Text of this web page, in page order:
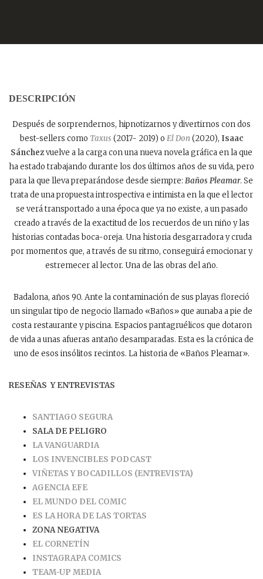
DESCRIPCIÓN
Después de sorprendernos, hipnotizarnos y divertirnos con dos
best-sellers como Taxus (2017- 2019) o El Don (2020), Isaac
Sánchezvuelve a la carga con una nueva novela gráfica en la que
ha estado trabajando durante los dos últimos años de su vida, pero
para la que lleva preparándose desde siempre: Baños Pleamar. Se
trata de una propuesta introspectiva e intimista en la que el lector
se verá transportado a una época que ya no existe, a un pasado
creado a través de la exactitud de los recuerdos de un niño y las
historias contadas boca-oreja. Una historia desgarradora y cruda
por momentos que, a través de su ritmo, conseguirá emocionar y
estremecer al lector. Una de las obras del año.
Badalona, años 90. Ante la contaminación de sus playas floreció
un singular tipo de negocio llamado «Baños» que aunaba a pie de
costa restaurante y piscina. Espacios pantagruélicos que dotaron
de vida a unas afueras antaño desamparadas. Esta es la crónica de
uno de esos insólitos recintos. La historia de «Baños Pleamar».
RESEÑAS Y ENTREVISTAS
SANTIAGO SEGURA
SALA DE PELIGRO
LA VANGUARDIA
LOS INVENCIBLES PODCAST
VIÑETAS Y BOCADILLOS (ENTREVISTA)
AGENCIA EFE
EL MUNDO DEL COMIC
ES LA HORA DE LAS TORTAS
ZONA NEGATIVA
EL CORNETÍN
INSTAGRAPA COMICS
TEAM-UP MEDIA